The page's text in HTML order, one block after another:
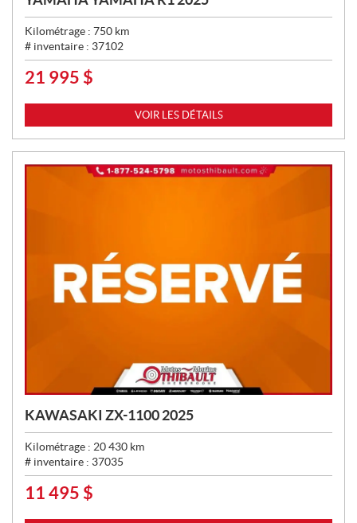
Kilométrage : 750 km
# inventaire : 37102
P
X
:
21 995 $
VOIR LES DÉTAILS
KAWASAKI ZX-1100 2025
Kilométrage : 20 430 km
# inventaire : 37035
P
11 495 $